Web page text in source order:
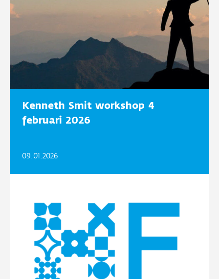
Kenneth Smit workshop 4
februari 2026
09.01.2026